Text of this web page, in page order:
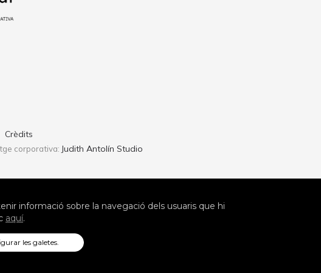
Crèdits
corporativa: Judith Antolín Studio
informació sobre la navegació dels usuaris que hi
aquí.
les galetes.